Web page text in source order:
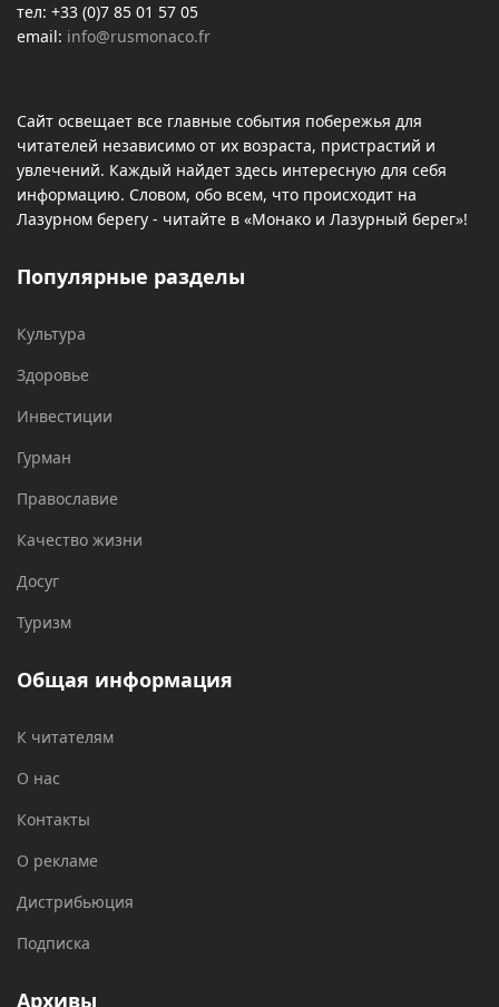
тел: +33 (0)7 85 01 57 05
email: info@rusmonaco.fr
Сайт освещает все главные события побережья для
читателей независимо от их возраста, пристрастий и
увлечений. Каждый найдет здесь интересную для себя
информацию. Словом, обо всем, что происходит на
Лазурном берегу - читайте в «Монако и Лазурный берег»!
Популярные разделы
Культура
Здоровье
Инвестиции
Гурман
Православие
Качество жизни
Досуг
Туризм
Общая информация
К читателям
О нас
Контакты
О рекламе
Дистрибьюция
Подписка
Архивы